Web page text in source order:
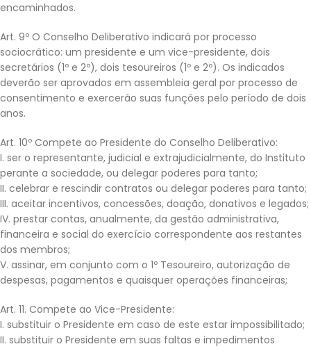
encaminhados.
Art. 9º O Conselho Deliberativo indicará por processo
sociocrático: um presidente e um vice-presidente, dois
secretários (1º e 2º), dois tesoureiros (1º e 2º). Os indicados
deverão ser aprovados em assembleia geral por processo de
consentimento e exercerão suas funções pelo período de dois
anos.
Art. 10º Compete ao Presidente do Conselho Deliberativo:
I. ser o representante, judicial e extrajudicialmente, do Instituto
perante a sociedade, ou delegar poderes para tanto;
II. celebrar e rescindir contratos ou delegar poderes para tanto;
III. aceitar incentivos, concessões, doação, donativos e legados;
IV. prestar contas, anualmente, da gestão administrativa,
financeira e social do exercício correspondente aos restantes
dos membros;
V. assinar, em conjunto com o 1º Tesoureiro, autorização de
despesas, pagamentos e quaisquer operações financeiras;
Art. 11. Compete ao Vice-Presidente:
I. substituir o Presidente em caso de este estar impossibilitado;
II. substituir o Presidente em suas faltas e impedimentos